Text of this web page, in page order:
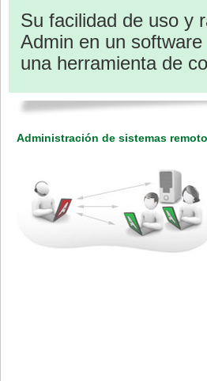
Su facilidad de uso y
Admin en un
una herramienta de
Administración de sistemas